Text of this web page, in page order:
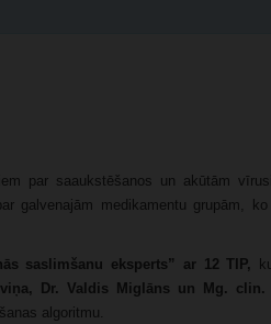
par saaukstēšanos un akūtām
galvenajām medikamentu grupām,
saslimšanu eksperts” ar 12 TIP,
Dr. Valdis Miglāns un Mg. clin.
algoritmu.